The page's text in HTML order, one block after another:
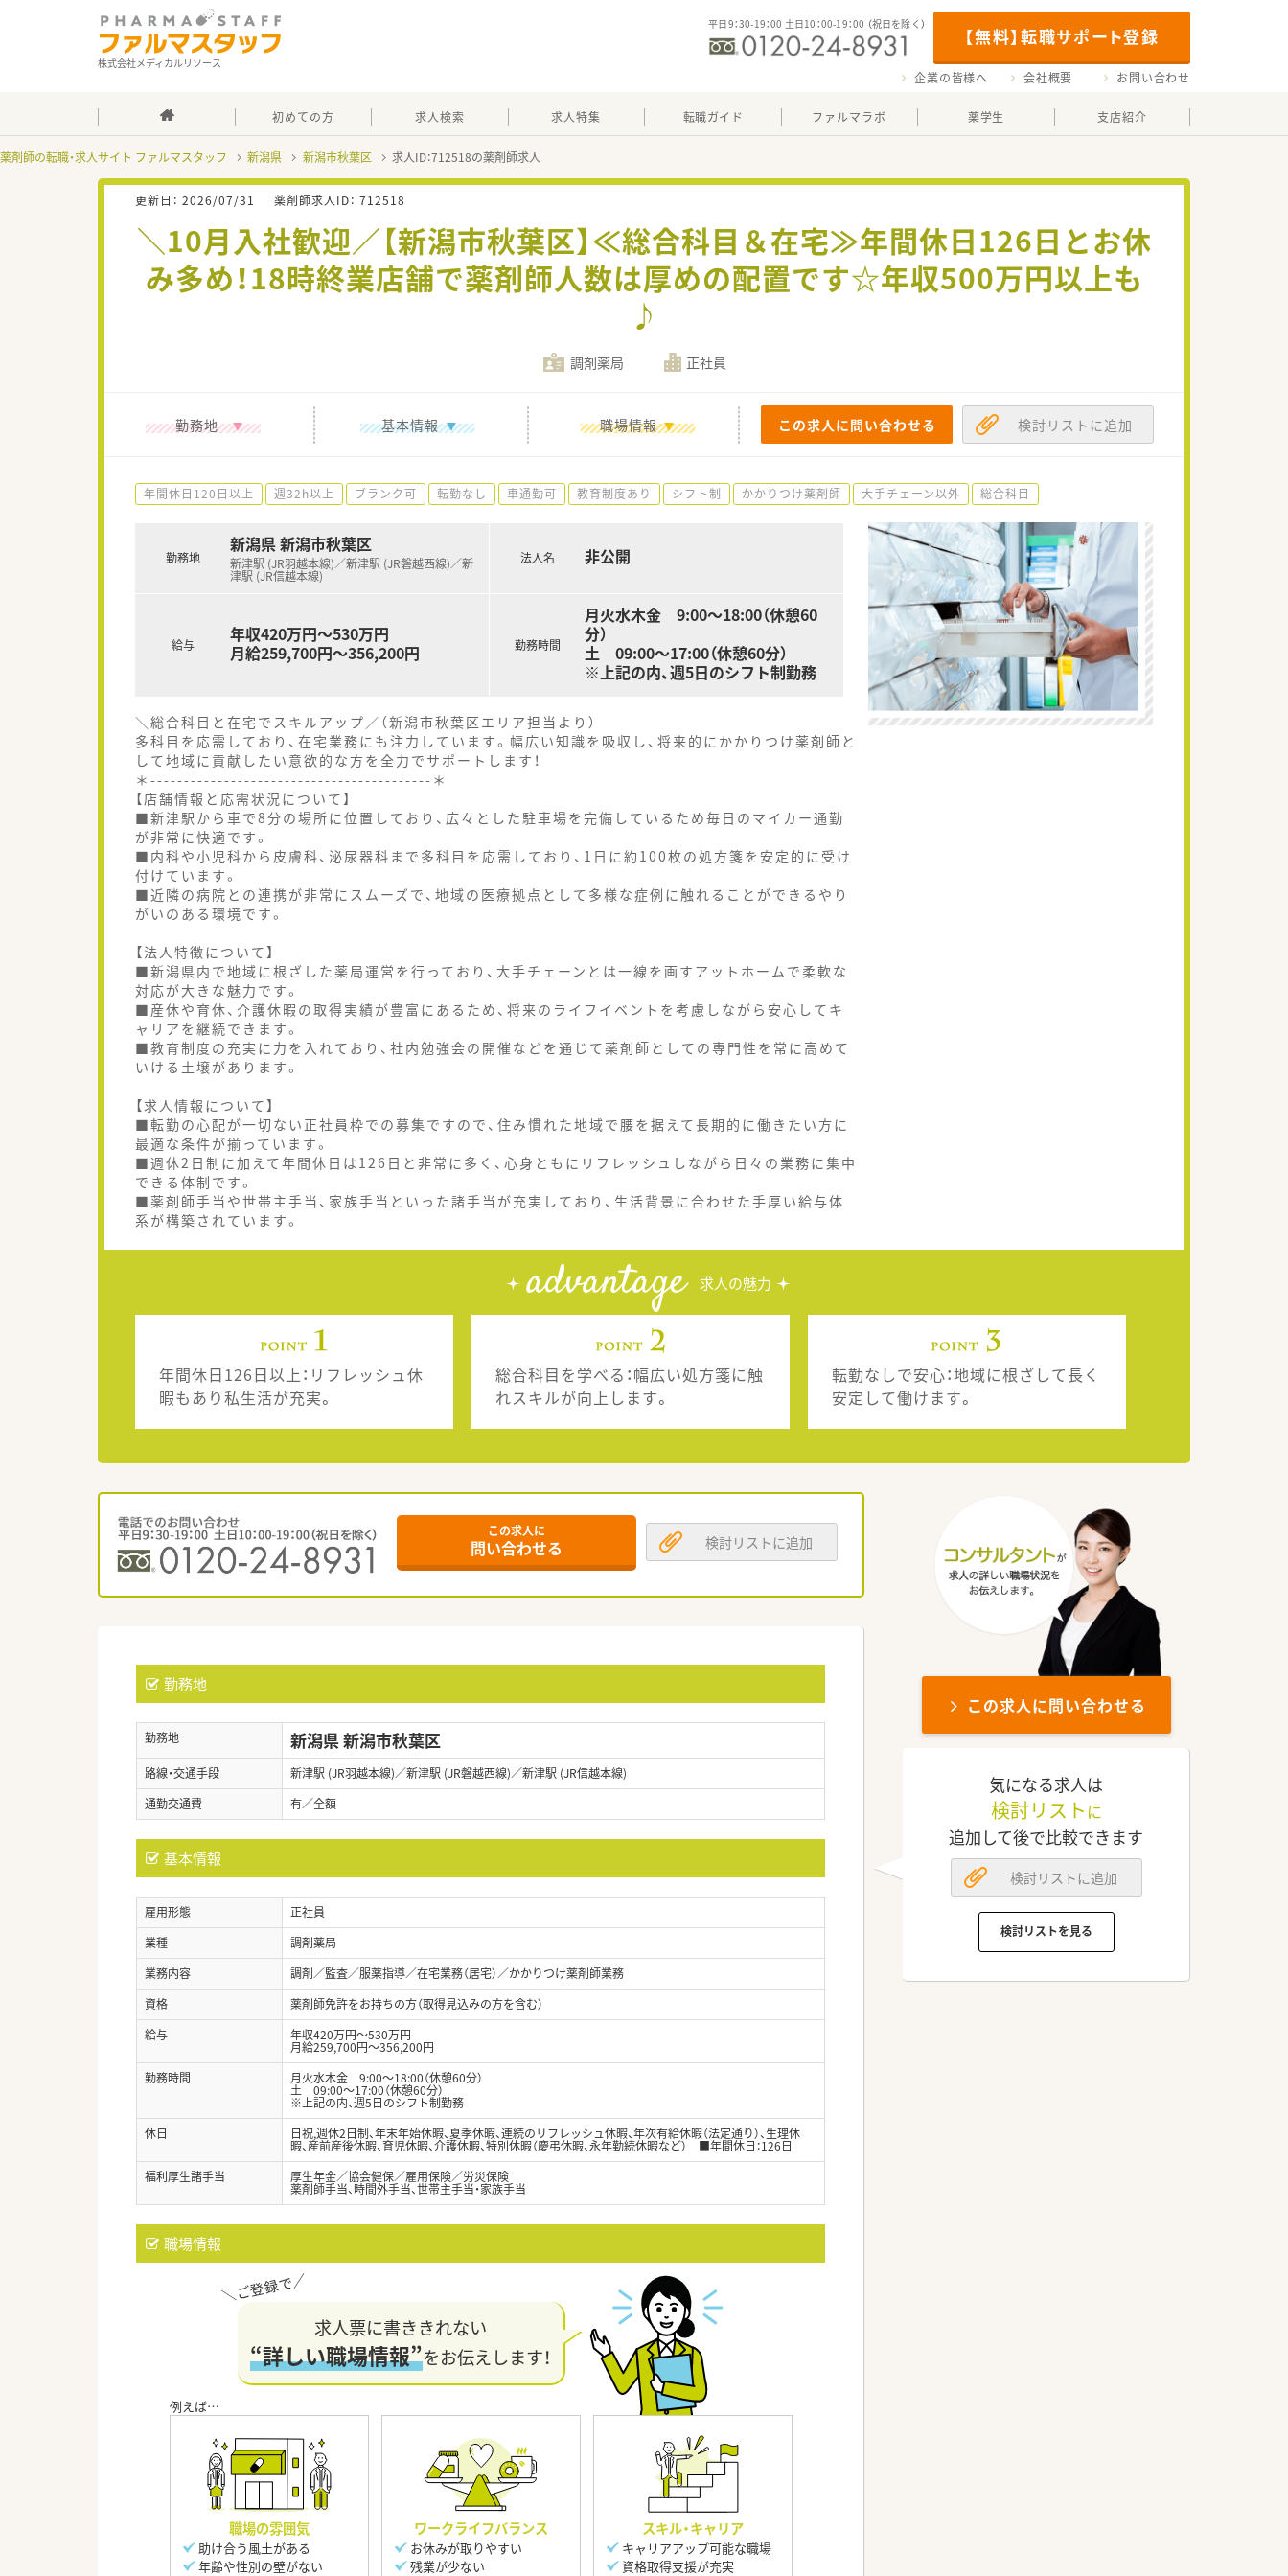
株式会社メディカルリソース
【無料】転職サポート登録
平日9：30-19：00 土日10：00-19：00 （祝日を除く）
企業の皆様へ 会社概要 お問い合わせ
初めての方 求人検索 求人特集 転職ガイド ファルマラボ 薬学生 支店紹介
薬剤師の転職・求人サイト ファルマスタッフ 新潟県 新潟市秋葉区 求人ID：712518の薬剤師求人
更新日： 2026/07/31 薬剤師求人ID： 712518
＼10月入社歓迎／【新潟市秋葉区】≪総合科目＆在宅≫年間休日126日とお休
み多め！18時終業店舗で薬剤師人数は厚めの配置です☆年収500万円以上も
♪
調剤薬局 正社員
勤務地 基本情報 職場情報 この求人に問い合わせる 検討リストに追加
年間休日120日以上 週32h以上 ブランク可 転勤なし 車通勤可 教育制度あり シフト制 かかりつけ薬剤師 大手チェーン以外 総合科目
勤務地
新潟県 新潟市秋葉区
新津駅 (JR羽越本線)／新津駅 (JR磐越西線)／新
津駅 (JR信越本線)
給与
年収420万円～530万円
月給259,700円～356,200円
法人名 非公開
勤務時間
月火水木金 9:00～18:00（休憩60
分）
土 09:00～17:00（休憩60分）
※上記の内、週5日のシフト制勤務
＼総合科目と在宅でスキルアップ／（新潟市秋葉区エリア担当より）
多科目を応需しており、在宅業務にも注力しています。幅広い知識を吸収し、将来的にかかりつけ薬剤師と
して地域に貢献したい意欲的な方を全力でサポートします！
＊------------------------------------------＊
【店舗情報と応需状況について】
■新津駅から車で8分の場所に位置しており、広々とした駐車場を完備しているため毎日のマイカー通勤
が非常に快適です。
■内科や小児科から皮膚科、泌尿器科まで多科目を応需しており、1日に約100枚の処方箋を安定的に受け
付けています。
■近隣の病院との連携が非常にスムーズで、地域の医療拠点として多様な症例に触れることができるやり
がいのある環境です。
【法人特徴について】
■新潟県内で地域に根ざした薬局運営を行っており、大手チェーンとは一線を画すアットホームで柔軟な
対応が大きな魅力です。
■産休や育休、介護休暇の取得実績が豊富にあるため、将来のライフイベントを考慮しながら安心してキ
ャリアを継続できます。
■教育制度の充実に力を入れており、社内勉強会の開催などを通じて薬剤師としての専門性を常に高めて
いける土壌があります。
【求人情報について】
■転勤の心配が一切ない正社員枠での募集ですので、住み慣れた地域で腰を据えて長期的に働きたい方に
最適な条件が揃っています。
■週休2日制に加えて年間休日は126日と非常に多く、心身ともにリフレッシュしながら日々の業務に集中
できる体制です。
■薬剤師手当や世帯主手当、家族手当といった諸手当が充実しており、生活背景に合わせた手厚い給与体
系が構築されています。
advantage 求人の魅力
年間休日126日以上：リフレッシュ休
暇もあり私生活が充実。
総合科目を学べる：幅広い処方箋に触
れスキルが向上します。
転勤なしで安心：地域に根ざして長く
安定して働けます。
この求人に
問い合わせる 検討リストに追加
勤務地
勤務地 新潟県 新潟市秋葉区
路線・交通手段
新津駅 (JR羽越本線)／新津駅 (JR磐越西線)／新津駅 (JR信越本線)
通勤交通費
有／全額
基本情報
雇用形態
正社員
業種
調剤薬局
業務内容
調剤／監査／服薬指導／在宅業務（居宅）／かかりつけ薬剤師業務
資格
薬剤師免許をお持ちの方（取得見込みの方を含む）
給与
年収420万円～530万円
月給259,700円～356,200円
勤務時間
月火水木金 9:00～18:00（休憩60分）
土 09:00～17:00（休憩60分）
※上記の内、週5日のシフト制勤務
休日
日祝,週休2日制、年末年始休暇、夏季休暇、連続のリフレッシュ休暇、年次有給休暇（法定通り）、生理休
暇、産前産後休暇、育児休暇、介護休暇、特別休暇（慶弔休暇、永年勤続休暇など） ■年間休日：126日
福利厚生諸手当
厚生年金／協会健保／雇用保険／労災保険
薬剤師手当、時間外手当、世帯主手当・家族手当
職場情報
求人票に書ききれない
“詳しい職場情報”をお伝えします！
職場の雰囲気
助け合う風土がある
年齢や性別の壁がない
ワークライフバランス
お休みが取りやすい
残業が少ない
スキル・キャリア
キャリアアップ可能な職場
資格取得支援が充実
この求人に問い合わせる
気になる求人は
検討リスト に
追加して後で比較できます
検討リストに追加
検討リストを見る